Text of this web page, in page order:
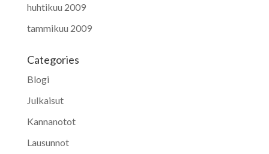
huhtikuu 2009
tammikuu 2009
Categories
Blogi
Julkaisut
Kannanotot
Lausunnot